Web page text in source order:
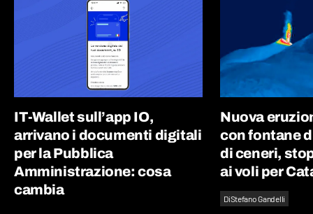
IT-Wallet sull’app IO,
arrivano i documenti digitali
per la Pubblica
Amministrazione: cosa
cambia
Nuova
con fontane
di ceneri,
ai voli per
DiStefano Gandelli